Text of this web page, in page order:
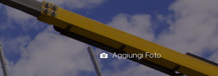
Aggiungi Foto